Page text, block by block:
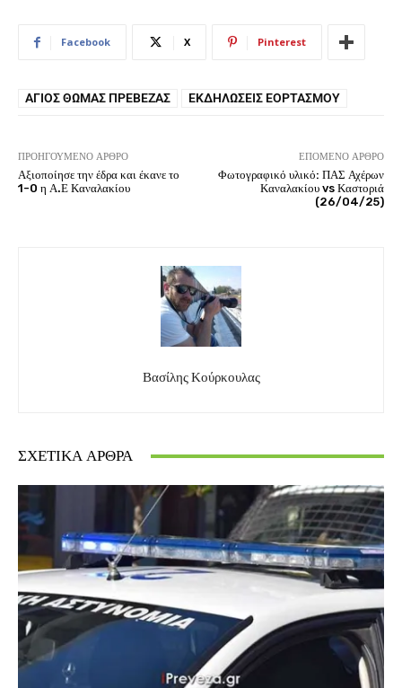
Facebook X Pinterest
ΆΓΙΟΣ ΘΩΜΆΣ ΠΡΈΒΕΖΑΣ ΕΚΔΗΛΏΣΕΙΣ ΕΟΡΤΑΣΜΟΎ
ΠΡΟΗΓΟΎΜΕΝΟ ΆΡΘΡΟ
Αξιοποίησε την έδρα και έκανε το
1-0 η Α.Ε Καναλακίου
ΕΠΌΜΕΝΟ ΆΡΘΡΟ
Φωτογραφικό υλικό: ΠΑΣ Αχέρων
Καναλακίου vs Καστοριά
(26/04/25)
Βασίλης Κούρκουλας
ΣΧΕΤΙΚΆ ΆΡΘΡΑ